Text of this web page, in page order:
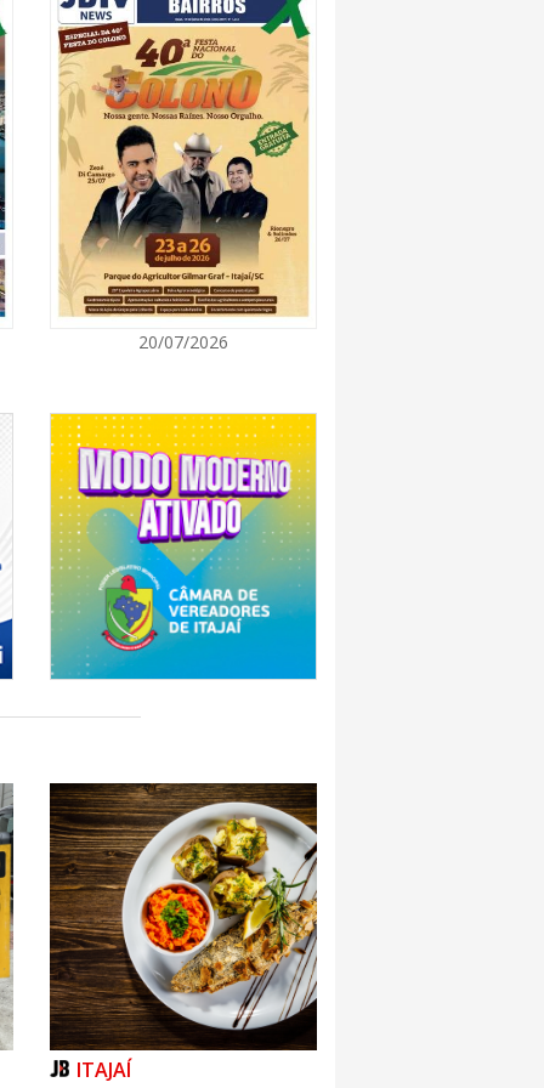
segue com credenciamento aberto
culturais
no IDEB e conquista melhor resultado da
nota A+ na Capag do Tesouro
20/07/2026
ITAJAÍ